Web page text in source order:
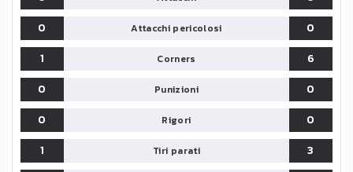
0
Attacchi pericolosi
0
1
Corners
6
0
Punizioni
0
0
Rigori
0
1
Tiri parati
3